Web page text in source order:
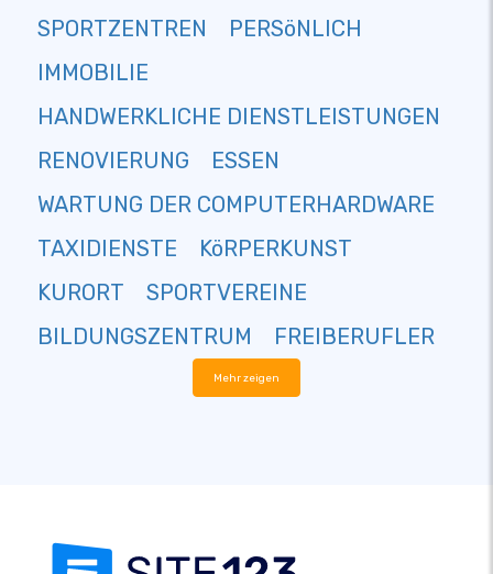
SPORTZENTREN
PERSöNLICH
IMMOBILIE
HANDWERKLICHE DIENSTLEISTUNGEN
RENOVIERUNG
ESSEN
WARTUNG DER COMPUTERHARDWARE
TAXIDIENSTE
KöRPERKUNST
KURORT
SPORTVEREINE
BILDUNGSZENTRUM
FREIBERUFLER
Mehr zeigen